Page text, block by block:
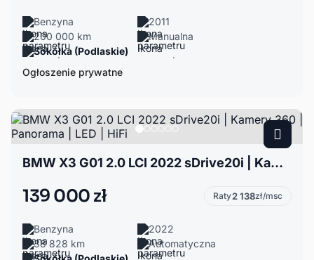
Benzyna
2011
200 000 km
Manualna
Sokółka (Podlaskie)
Ogłoszenie prywatne
BMW X3 G01 2.0 LCI 2022 sDrive20i | Kamery 360 | Panorama | LED | HiFi
139 000 zł Raty2 138zł/msc
Benzyna
2022
38 828 km
Automatyczna